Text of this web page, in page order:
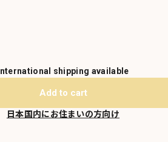
International shipping available
Add to cart
日本国内にお住まいの方向け